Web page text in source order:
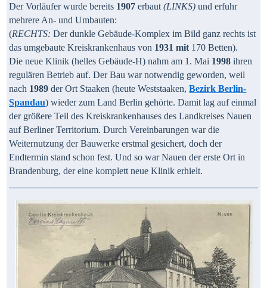
Der Vorläufer wurde bereits 1907 erbaut(LINKS) und erfuhr
mehrere An- und Umbauten:
(RECHTS: Der dunkle Gebäude-Komplex im Bild ganz rechts ist
das umgebaute Kreiskrankenhaus von 1931 mit 170 Betten).
Die neue Klinik (helles Gebäude-H) nahm am 1. Mai 1998 ihren
regulären Betrieb auf. Der Bau war notwendig geworden, weil
nach 1989 der Ort Staaken (heute Weststaaken,Bezirk Berlin-
Spandau) wieder zum Land Berlin gehörte. Damit lag auf einmal
der größere Teil des Kreiskrankenhauses des Landkreises Nauen
auf Berliner Territorium. Durch Vereinbarungen war die
Weiternutzung der Bauwerke erstmal gesichert, doch der
Endtermin stand schon fest. Und so war Nauen der erste Ort in
Brandenburg, der eine komplett neue Klinik erhielt.